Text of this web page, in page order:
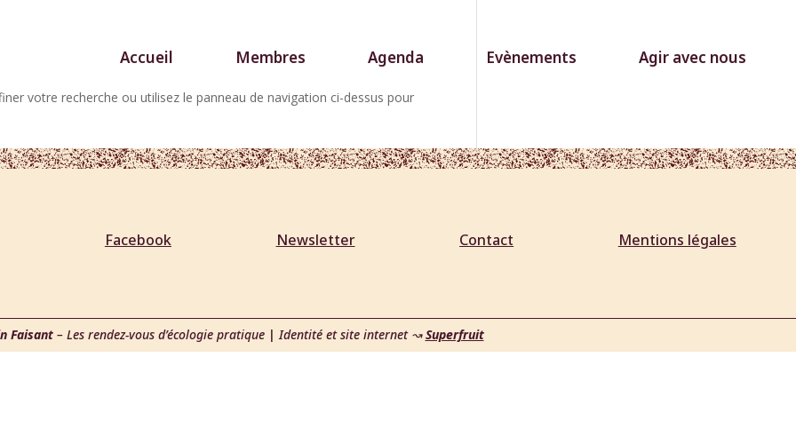
Accueil Membres Agenda Evènements Agir avec nous
votre recherche ou utilisez le panneau de navigation ci-dessus pour
Facebook Newsletter Contact Mentions légales
Faisant– Les rendez-vous d’écologie pratique | Identité et site internet ↝ Superfruit